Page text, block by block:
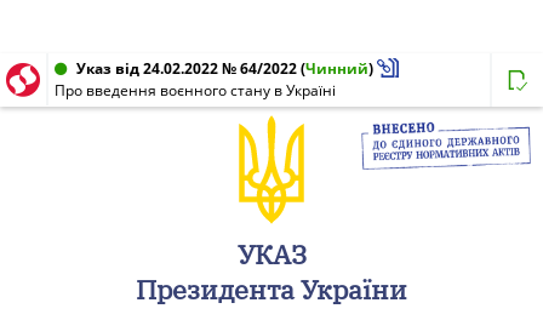
Указ від 24.02.2022 № 64/2022(Чинний)
Про введення воєнного стану в Україні